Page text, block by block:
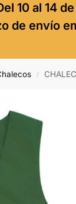
10 al 14
de envío
/